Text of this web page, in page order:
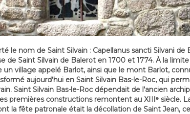
le nom de Saint Silvain : Capellanus sancti Silvani de
de Saint Silvain de Balerot en 1700 et 1774. À la
un village appelé Barlot, ainsi que le mont Barlot,
aujourd’hui en Saint Silvain Bas-le-Roc, qui
Saint Silvain Bas-le-Roc dépendait de l’ancien
premières constructions remontent au XIIIᵉ siècle.
la fête patronale était la décollation de Saint Jean,